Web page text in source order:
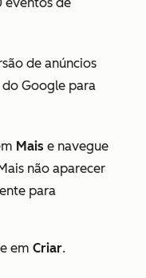
de anúncios
do Google para
Mais e navegue
não aparecer
para
em Criar.